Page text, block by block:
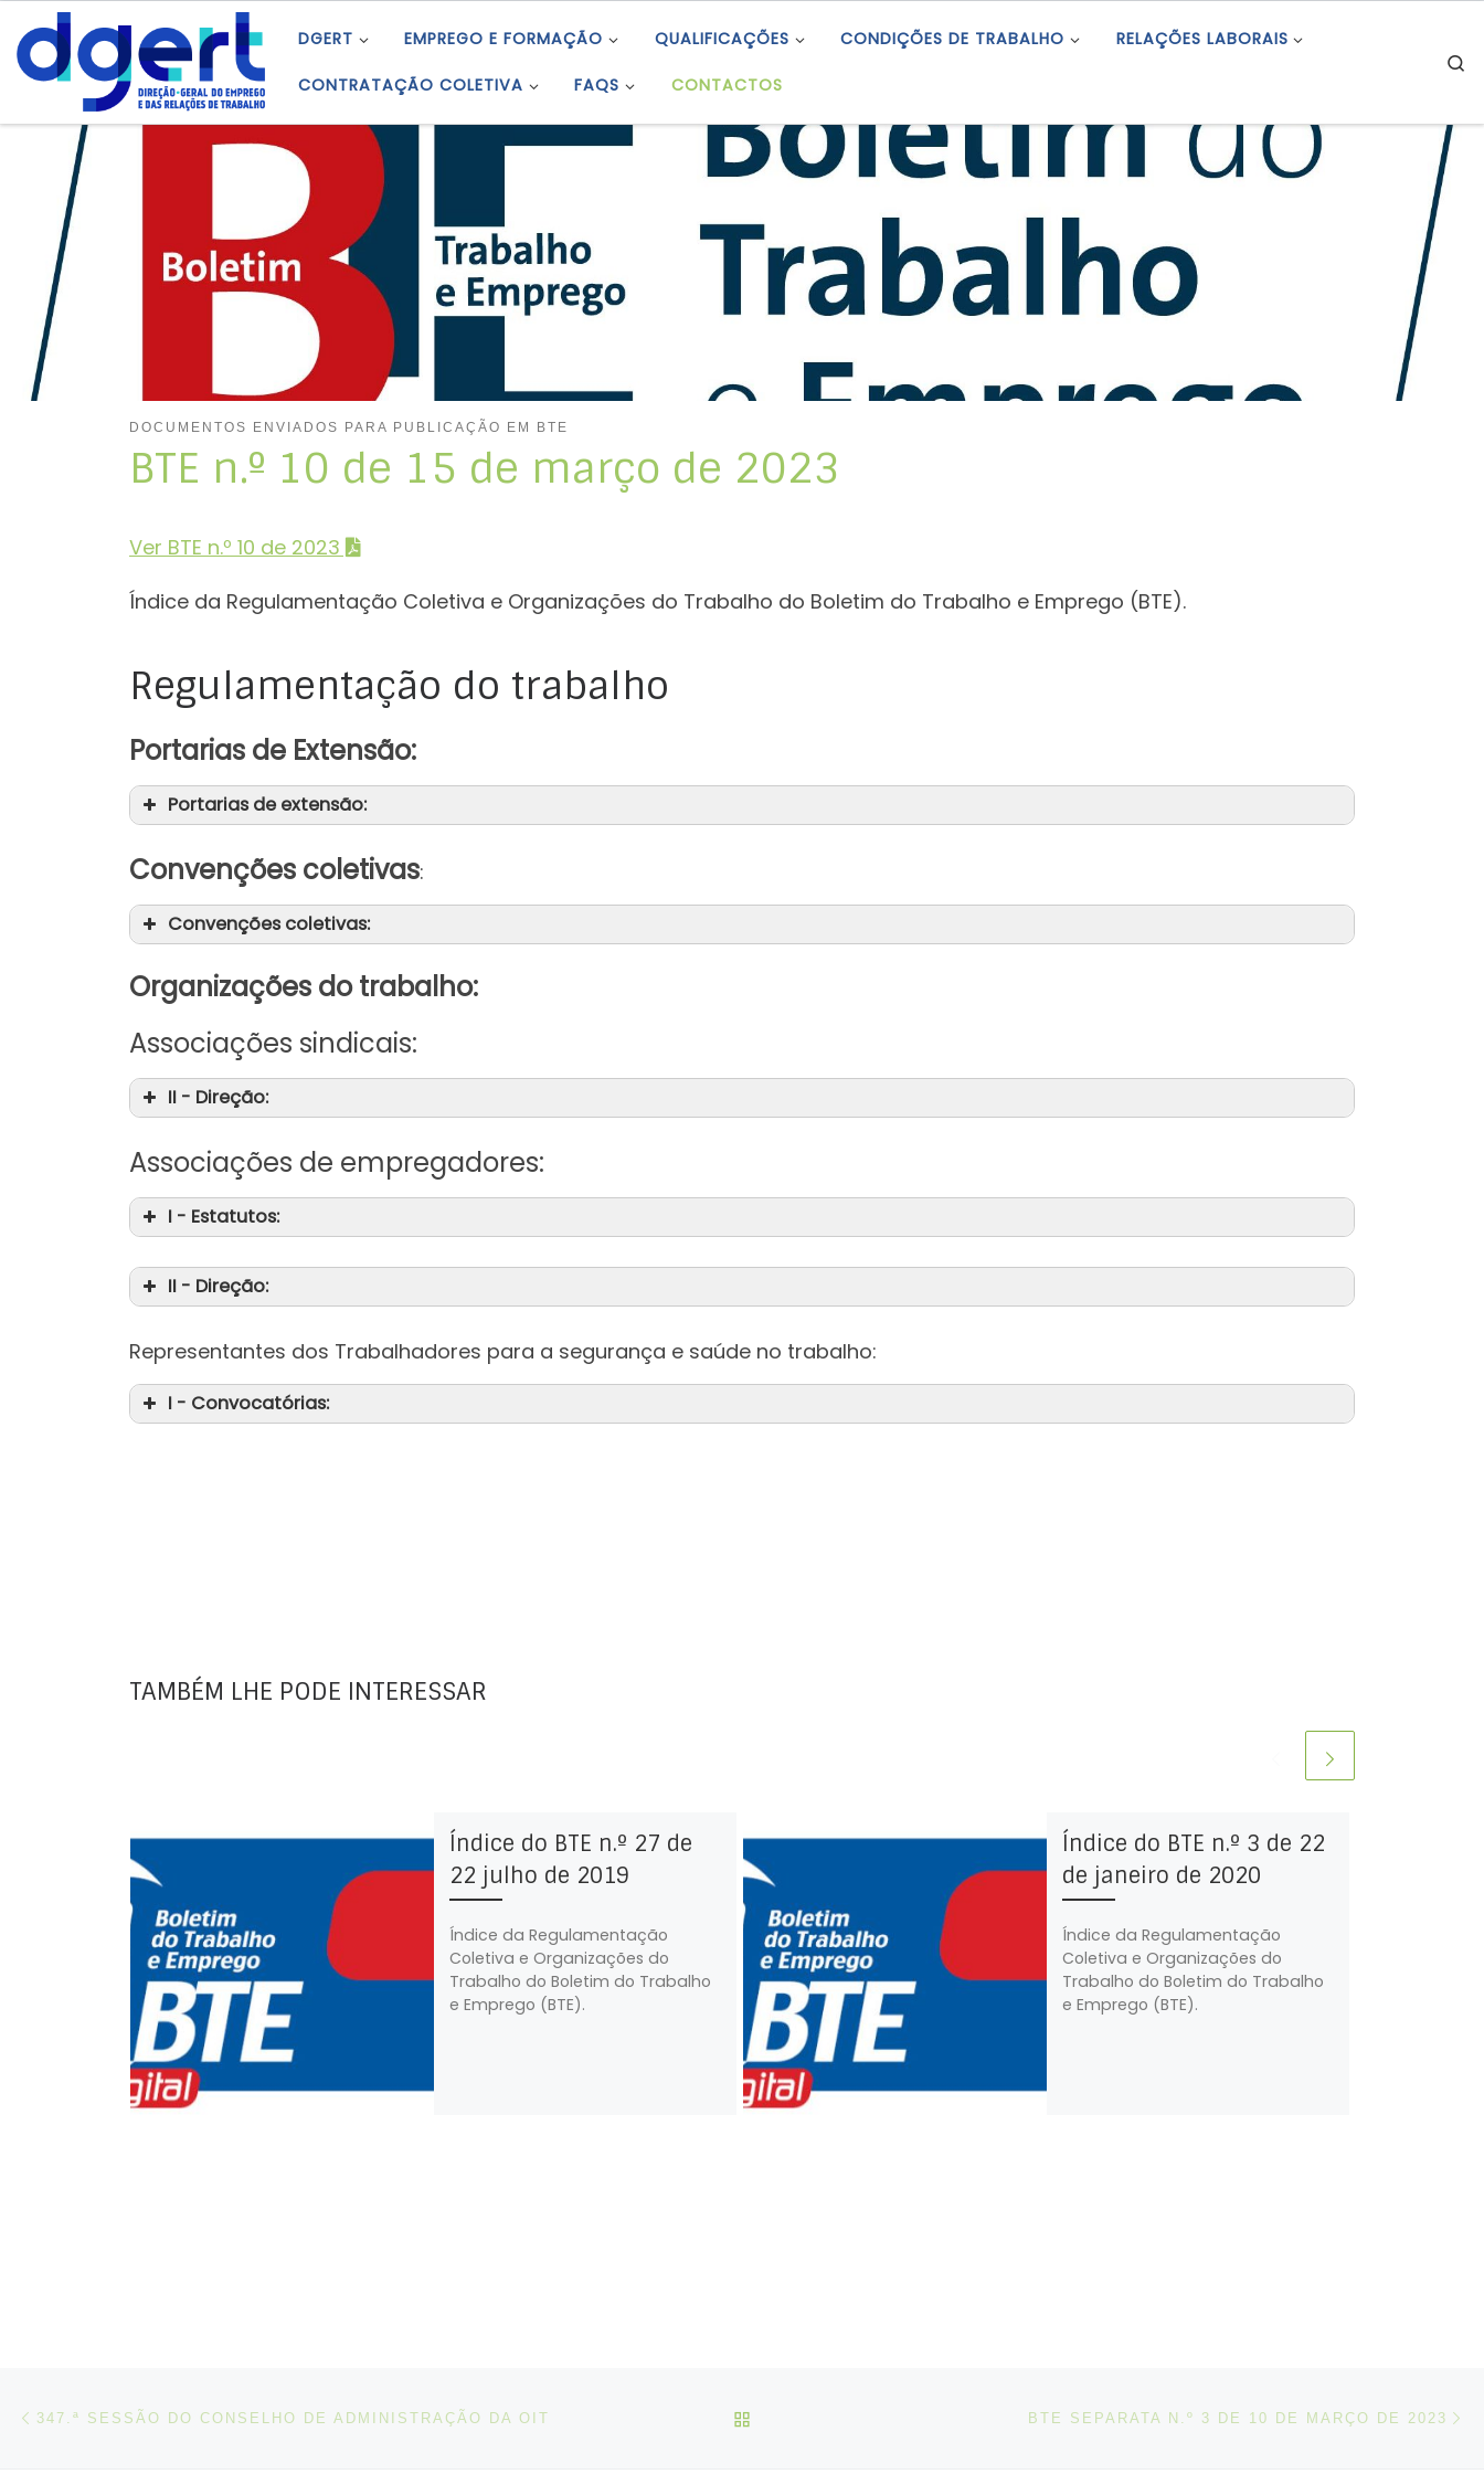
Skip to content DGERT EMPREGO E FORMAÇÃO QUALIFICAÇÕES CONDIÇÕES DE TRABALHO RELAÇÕES LABORAIS
CONTRATAÇÃO COLETIVA FAQS CONTACTOS
DOCUMENTOS ENVIADOS PARA PUBLICAÇÃO EM BTE
BTE n.º 10 de 15 de março de 2023
Ver BTE n.º 10 de 2023
Índice da Regulamentação Coletiva e Organizações do Trabalho do Boletim do Trabalho e Emprego (BTE).
Regulamentação do trabalho
Portarias de Extensão:
Portarias de extensão:
Convenções coletivas:
Convenções coletivas:
Organizações do trabalho:
Associações sindicais:
II - Direção:
Associações de empregadores:
I - Estatutos:
II - Direção:
Representantes dos Trabalhadores para a segurança e saúde no trabalho:
I - Convocatórias:
TAMBÉM LHE PODE INTERESSAR
Índice do BTE n.º 27 de
22 julho de 2019
Índice da Regulamentação
Coletiva e Organizações do
Trabalho do Boletim do Trabalho
e Emprego (BTE).
Índice do BTE n.º 3 de 22
de janeiro de 2020
Índice da Regulamentação
Coletiva e Organizações do
Trabalho do Boletim do Trabalho
e Emprego (BTE).
Post navigation
347.ª SESSÃO DO CONSELHO DE ADMINISTRAÇÃO DA OIT BTE SEPARATA N.º 3 DE 10 DE MARÇO DE 2023